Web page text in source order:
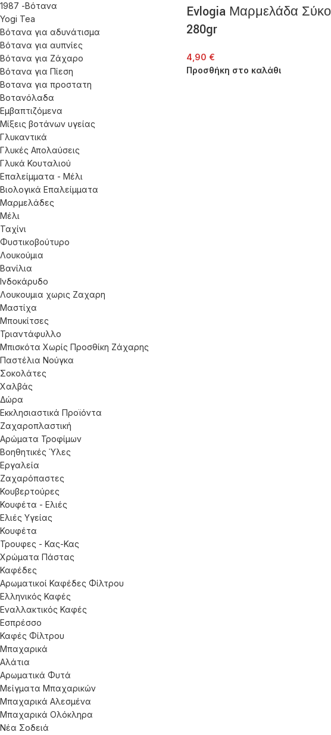
1987 -Βότανα
Yogi Tea
Βότανα για αδυνάτισμα
Βότανα για αυπνίες
Βότανα για Ζάχαρο
Βότανα για Πίεση
Βοτανα για προστατη
Βοτανόλαδα
Εμβαπτιζόμενα
Μίξεις βοτάνων υγείας
Γλυκαντικά
Γλυκές Απολαύσεις
Γλυκά Κουταλιού
Επαλείμματα - Μέλι
Βιολογικά Επαλείμματα
Μαρμελάδες
Μέλι
Ταχίνι
Φυστικοβούτυρο
Λουκούμια
Βανίλια
Ινδοκάρυδο
Λουκουμια χωρις Ζαχαρη
Μαστίχα
Μπουκίτσες
Τριαντάφυλλο
Μπισκότα Χωρίς Προσθίκη Ζάχαρης
Παστέλια Νούγκα
Σοκολάτες
Χαλβάς
Δώρα
Εκκλησιαστικά Προϊόντα
Ζαχαροπλαστική
Αρώματα Τροφίμων
Βοηθητικές Ύλες
Εργαλεία
Ζαχαρόπαστες
Κουβερτούρες
Κουφέτα - Ελιές
Ελιές Υγείας
Κουφέτα
Τρουφες - Κας-Κας
Χρώματα Πάστας
Καφέδες
Αρωματικοί Καφέδες Φίλτρου
Ελληνικός Καφές
Εναλλακτικός Καφές
Εσπρέσσο
Καφές Φίλτρου
Μπαχαρικά
Αλάτια
Αρωματικά Φυτά
Μείγματα Μπαχαρικών
Μπαχαρικά Αλεσμένα
Μπαχαρικά Ολόκληρα
Νέα Σοδειά
Evlogia Μαρμελάδα Σύκο
280gr
4,90 €
Προσθήκη στο καλάθι